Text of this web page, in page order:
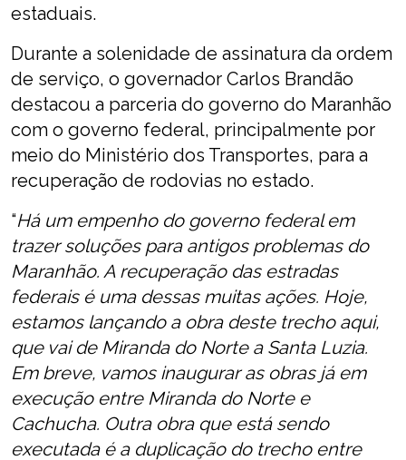
estaduais.
Durante a solenidade de assinatura da ordem
de serviço, o governador Carlos Brandão
destacou a parceria do governo do Maranhão
com o governo federal, principalmente por
meio do Ministério dos Transportes, para a
recuperação de rodovias no estado.
“Há um empenho do governo federal em
trazer soluções para antigos problemas do
Maranhão. A recuperação das estradas
federais é uma dessas muitas ações. Hoje,
estamos lançando a obra deste trecho aqui,
que vai de Miranda do Norte a Santa Luzia.
Em breve, vamos inaugurar as obras já em
execução entre Miranda do Norte e
Cachucha. Outra obra que está sendo
executada é a duplicação do trecho entre